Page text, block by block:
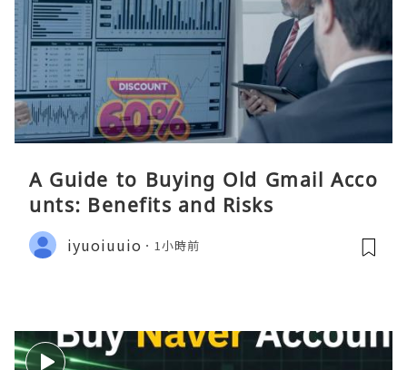
A Guide to Buying Old Gmail Acco
unts: Benefits and Risks
iyuoiuuio 1小時前